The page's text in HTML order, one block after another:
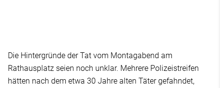
Die Hintergründe der Tat vom Montagabend am
Rathausplatz seien noch unklar. Mehrere Polizeistreifen
hätten nach dem etwa 30 Jahre alten Täter gefahndet,